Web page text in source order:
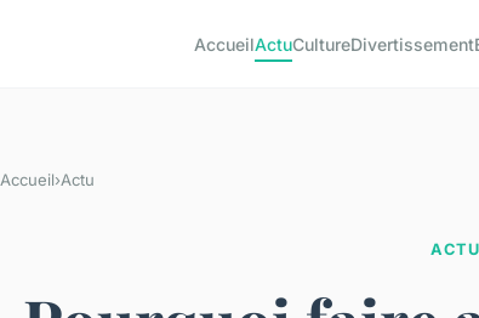
AccueilActuCultureDivertissement
Accueil›Actu
ACTU